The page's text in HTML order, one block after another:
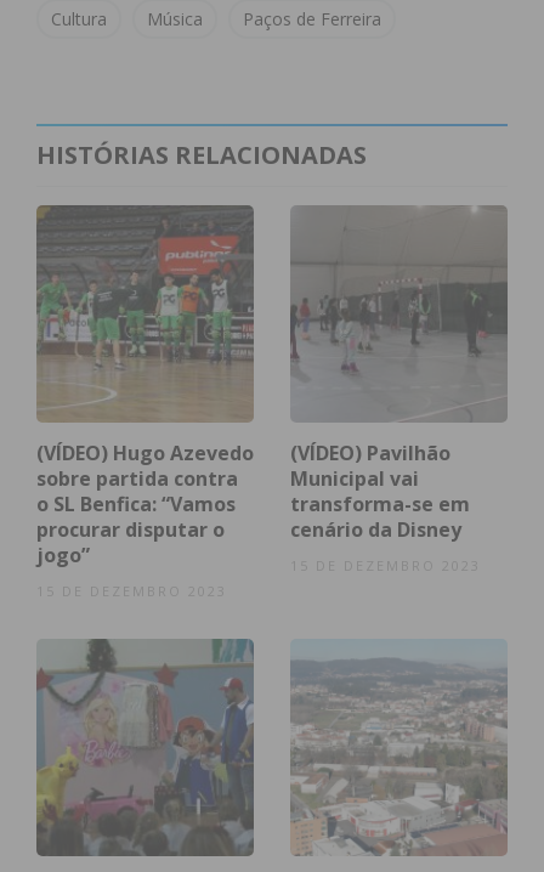
Subscreva a newsletter do
Imediato
Assine nossa newsletter por e-mail e
obtenha de forma regular a informação
atualizada.
condições
Cultura Música Paços de Ferreira
HISTÓRIAS RELACIONADAS
(VÍDEO) Hugo Azevedo
sobre partida contra
o SL Benfica: “Vamos
procurar disputar o
jogo”
(VÍDEO) Pavilhão
Municipal vai
transforma-se em
cenário da Disney